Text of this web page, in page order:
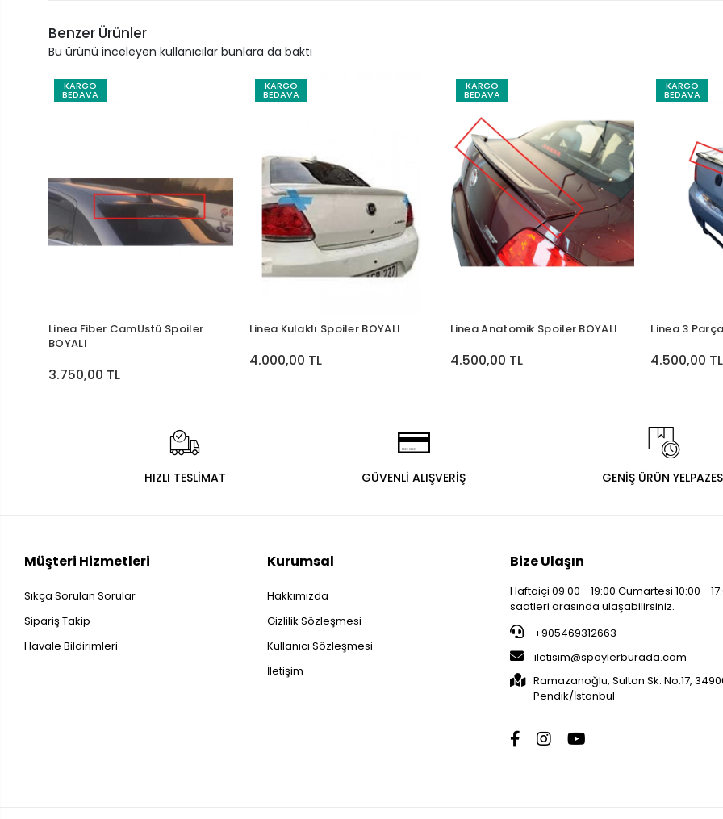
Benzer Ürünler
Bu ürünü inceleyen kullanıcılar bunlara da baktı
KARGO
BEDAVA
Linea Fiber CamÜstü Spoiler
BOYALI
3.750,00 TL
KARGO
BEDAVA
Linea Kulaklı Spoiler BOYALI
4.000,00 TL
KARGO
BEDAVA
Linea Anatomik Spoiler BOYALI
4.500,00 TL
KARGO
BEDAVA
Linea 3
4.500,00 TL
HIZLI TESLİMAT GÜVENLİ ALIŞVERİŞ GENİŞ ÜRÜN
Müşteri Hizmetleri
Sıkça Sorulan Sorular
Sipariş Takip
Havale Bildirimleri
Kurumsal
Hakkımızda
Gizlilik Sözleşmesi
Kullanıcı Sözleşmesi
İletişim
Bize Ulaşın
Haftaiçi 09:00 - 19:00 Cumartesi 10:00 -
saatleri arasında ulaşabilirsiniz.
+905469312663
iletisim@spoylerburada.com
Ramazanoğlu, Sultan Sk. No:17,
Pendik/İstanbul